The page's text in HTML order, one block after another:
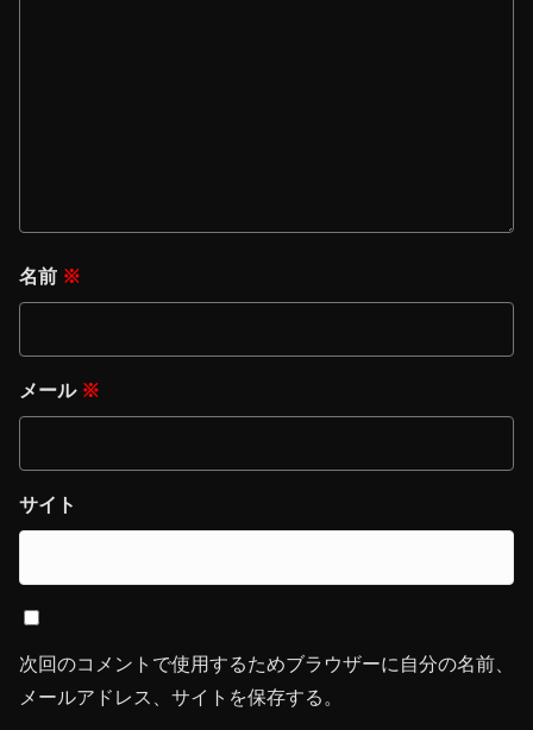
名前 ※
メール ※
サイト
次回のコメントで使用するためブラウザーに自分の名前、
メールアドレス、サイトを保存する。